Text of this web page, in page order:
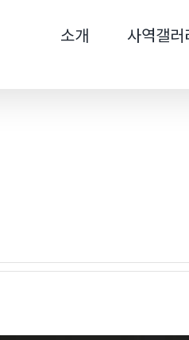
...
소개 사역갤러